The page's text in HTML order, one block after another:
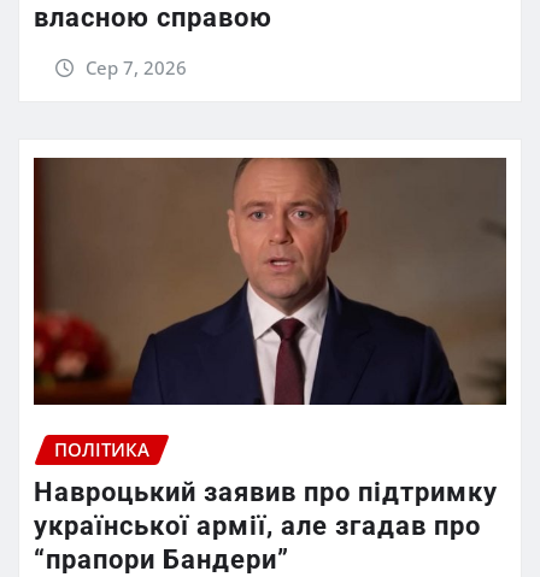
власною справою
Сер 7, 2026
ПОЛІТИКА
Навроцький заявив про підтримку
української армії, але згадав про
“прапори Бандери”